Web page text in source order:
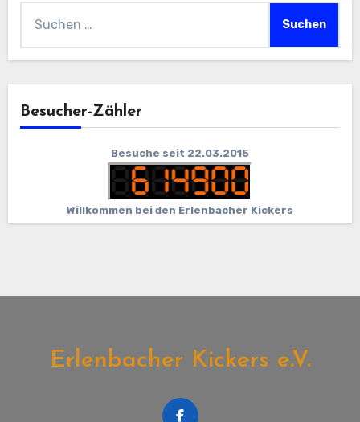
Besucher-Zähler
Besuche seit 22.03.2015
Willkommen bei den Erlenbacher Kickers
Erlenbacher Kickers e.V.